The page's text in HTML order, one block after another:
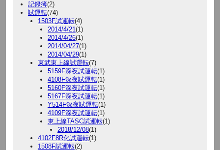
記録簿(2)
試運転(74)
1503F試運転(4)
2014/4/21(1)
2014/4/26(1)
2014/04/27(1)
2014/04/29(1)
東武東上線試運転(7)
5159F深夜試運転(1)
4108F深夜試運転(1)
5160F深夜試運転(1)
5167F深夜試運転(1)
Y514F深夜試運転(1)
4109F深夜試運転(1)
東上線TASC試運転(1)
2018/12/08(1)
4102F8R化試運転(1)
1508F試運転(2)